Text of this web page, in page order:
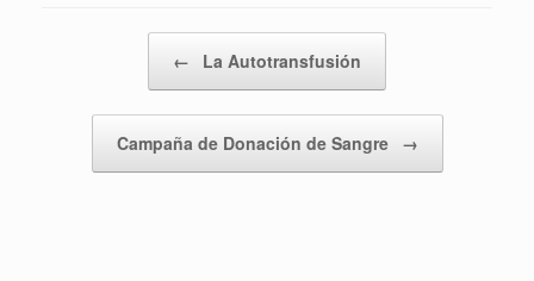
← La Autotransfusión
Campaña de Donación de Sangre →